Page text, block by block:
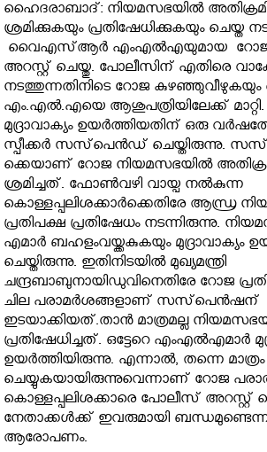
ഹൈദരാബാദ്: നിയമസഭയില്‍
ശ്രമിക്കുകയും പ്രതിഷേധിക്കുകയും ചെയ്ത
വൈഎസ്ആര്‍ എംഎല്‍എയുമായ
അറസ്റ്റ് ചെയ്തു. പോലീസിന് എതിരെ
നടത്തുന്നതിനിടെ റോജ കുഴഞ്ഞുവീഴുകയും
എം.എല്‍.എയെ ആശുപത്രിയിലേക്ക്
മുദ്രാവാക്യം ഉയര്‍ത്തിയതിന് ഒരു
സ്പീക്കര്‍ സസ്‌പെന്‍ഡ് ചെയ്തിരുന്നു.
ക്കെയാണ് റോജ നിയമസഭയില്‍ അതിക്ര
ശ്രമിച്ചത്. ഫോണ്‍വഴി വായ്പ നല്‍കുന്ന
കൊള്ളപ്പലിശക്കാര്‍ക്കെതിരേ ആന്ധ്ര
പ്രതിപക്ഷ പ്രതിഷേധം നടന്നിരുന്നു.
എമാര്‍ ബഹളംവയ്ക്കകുകയും മുദ്രാവാക്യം
ചെയ്തിരുന്നു. ഇതിനിടയില്‍ മുഖ്യമന്ത്രി
ചന്ദ്രബാബുനായിഡുവിനെതിരേ റോജ
ചില പരാമര്‍ശങ്ങളാണ് സസ്‌പെന്‍ഷന്
ഇടയാക്കിയത്.താന്‍ മാത്രമല്ല
പ്രതിഷേധിച്ചത്. ഒട്ടേറെ എംഎല്‍എമാര്‍
ഉയര്‍ത്തിയിരുന്നു. എന്നാല്‍, തന്നെ
ചെയ്യുകയായിരുന്നുവെന്നാണ് റോജ
കൊള്ളപ്പലിശക്കാരെ പോലീസ് അറസ്റ്റ്
നേതാക്കള്‍ക്ക് ഇവരുമായി
ആരോപണം.